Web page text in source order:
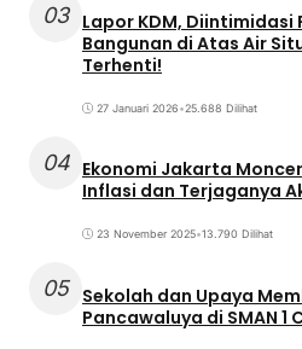
03 Lapor KDM,
Bangunan di Atas Air
Terhenti!
27 Januari 2026•25.688 Dilihat
04 Ekonomi Jakarta
Inflasi dan Terjaganya
23 November 2025•13.790 Dilihat
05 Sekolah dan Upaya
Pancawaluya di SMAN 1